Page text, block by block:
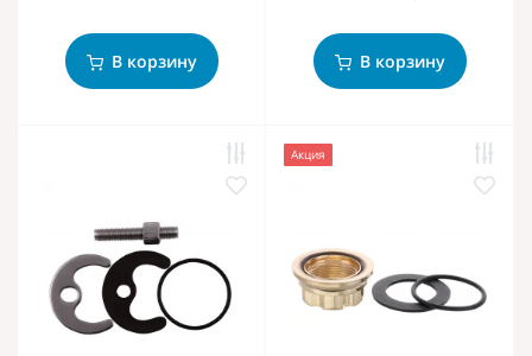
В корзину В корзину
Акция